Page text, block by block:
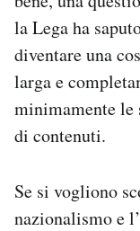
la Lega ha
diventare una
larga e
minimamente le
di contenuti.
Se si vogliono
nazionalismo e